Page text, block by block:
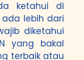
ketahui di
lebih dari
diketahui
yang bakal
terbaik atau